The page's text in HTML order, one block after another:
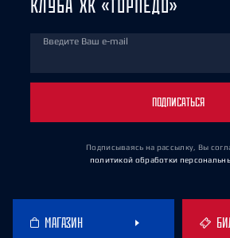
Введите Ваш e-mail
ПОДПИСАТЬСЯ
Подписываясь на рассылку, Вы
политикой обработки
МАГАЗИН